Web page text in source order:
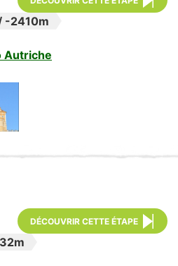
-2410m
Autriche
DÉCOUVRIR CETTE ÉTAPE